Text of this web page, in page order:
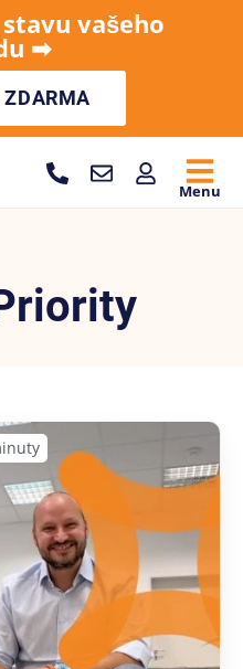
vašeho
➡︎
Menu